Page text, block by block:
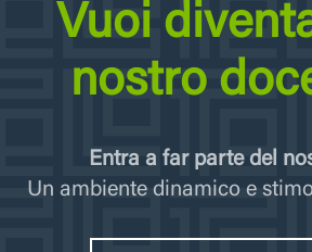
Vuoi
nostro
Entra a far parte del
Un ambiente dinamico e